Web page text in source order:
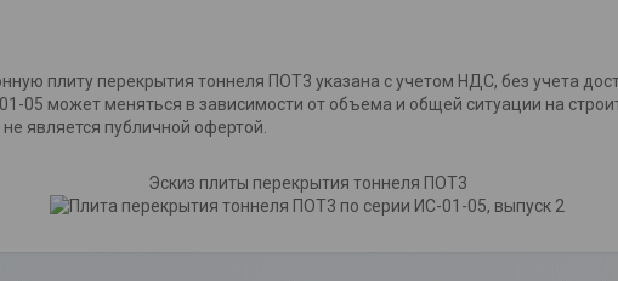
плиту перекрытия тоннеля ПОТ3 указана с учетом НДС, без учета
05 может меняться в зависимости от объема и общей ситуации на
является публичной офертой.
Эскиз плиты перекрытия тоннеля ПОТ3